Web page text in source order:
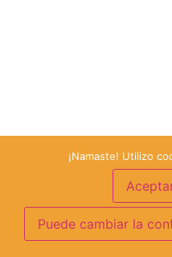
¡Namaste! Utilizo
Puede cambiar la